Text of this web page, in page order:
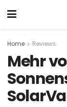
Home Reviews
Mehr